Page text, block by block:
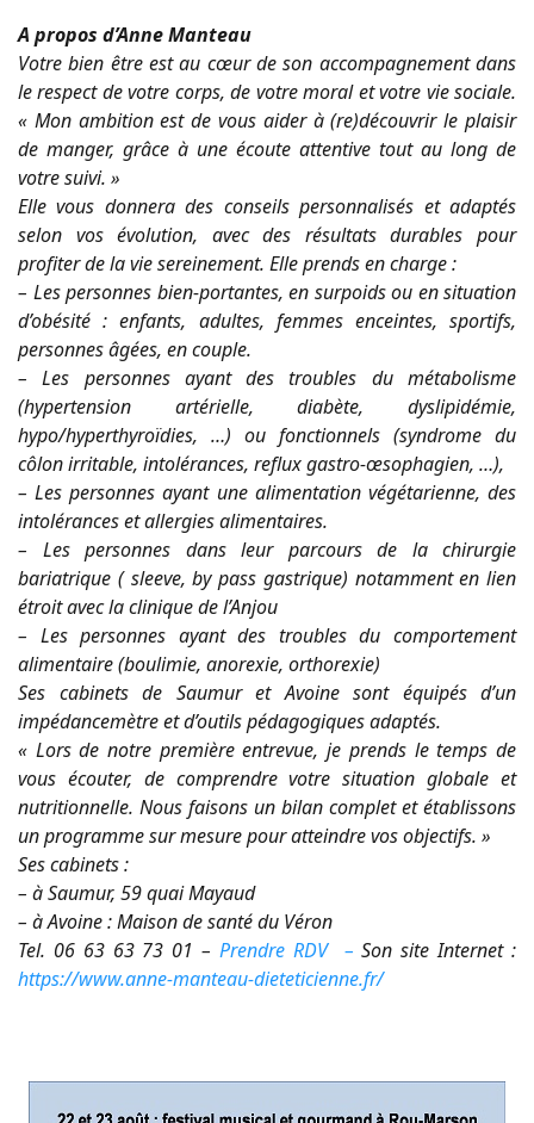
A propos d’Anne Manteau
Votre bien être est au cœur de son accompagnement dans
le respect de votre corps, de votre moral et votre vie sociale.
« Mon ambition est de vous aider à (re)découvrir le plaisir
de manger, grâce à une écoute attentive tout au long de
votre suivi. »
Elle vous donnera des conseils personnalisés et adaptés
selon vos évolution, avec des résultats durables pour
profiter de la vie sereinement. Elle prends en charge :
– Les personnes bien-portantes, en surpoids ou en situation
d’obésité : enfants, adultes, femmes enceintes, sportifs,
personnes âgées, en couple.
– Les personnes ayant des troubles du métabolisme
(hypertension artérielle, diabète, dyslipidémie,
hypo/hyperthyroïdies, …) ou fonctionnels (syndrome du
côlon irritable, intolérances, reflux gastro-œsophagien, …),
– Les personnes ayant une alimentation végétarienne, des
intolérances et allergies alimentaires.
– Les personnes dans leur parcours de la chirurgie
bariatrique ( sleeve, by pass gastrique) notamment en lien
étroit avec la clinique de l’Anjou
– Les personnes ayant des troubles du comportement
alimentaire (boulimie, anorexie, orthorexie)
Ses cabinets de Saumur et Avoine sont équipés d’un
impédancemètre et d’outils pédagogiques adaptés.
« Lors de notre première entrevue, je prends le temps de
vous écouter, de comprendre votre situation globale et
nutritionnelle. Nous faisons un bilan complet et établissons
un programme sur mesure pour atteindre vos objectifs. »
Ses cabinets :
– à Saumur, 59 quai Mayaud
– à Avoine : Maison de santé du Véron
Tel. 06 63 63 73 01 – Prendre RDV –Son site Internet :
https://www.anne-manteau-dieteticienne.fr/